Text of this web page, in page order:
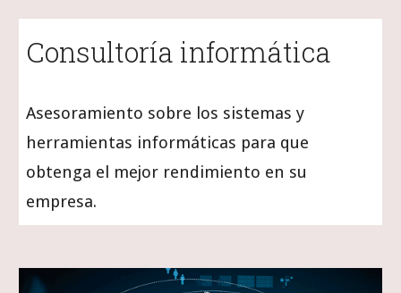
Consultoría informática
Asesoramiento sobre los sistemas y
herramientas informáticas para que
obtenga el mejor rendimiento en su
empresa.